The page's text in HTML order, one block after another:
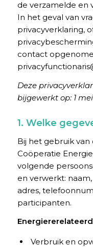
de verzamelde en
In het geval van
privacyverklaring,
contact
Deze
bijgewerkt op: 1
1. Welke
Bij het gebruik
Coöperatie
volgende
en verwerkt:
adres,
participanten.
Verbruik en